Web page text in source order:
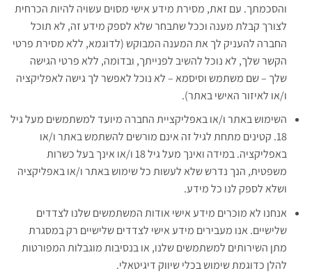
והסכמתך. עם זאת, מסירת מידע אישי מסוים עשויה להיות הכרחית
לצורך קבלת מענה וככל שתבחר שלא לספק מידע זה, לא תוכל
החברה להעניק לך את המענה המבוקש (לדוגמא, ללא מסירת פרטי
הקשר שלך, לא נוכל להשיב לפנייתך, ובדומה, ללא פרטי הגישה
שלך – שם משתמש וסיסמא – לא נוכל לאפשר לך גישה לאפליקציה
ו/או לאיזור האישי באתר).
השימוש באתר ו/או באפליקציית החברה מיועד למשתמשים מעל גיל
18. קטינים מתחת לגיל זה אינם מורשים להשתמש באתר ו/או
באפליקציה.
במידה ואינך מעל גיל 18 ו/או אינך בעל כשרות
משפטית, הנך נדרש שלא לעשות כל שימוש באתר ו/או באפליקציה
ושלא לספק לנו כל מידע.
אנחנו לא מוכרים מידע אישי אודות המשתמשים שלנו לצדדים
שלישיים. אנו מעבירים מידע אישי לצדדים שלישיים רק במסגרת
מתן השירותים למשתמשים שלנו, או בנסיבות מוגבלות המפורטות
להלן כדוגמת שימוש בכלי שיווק דיגיטאלי.